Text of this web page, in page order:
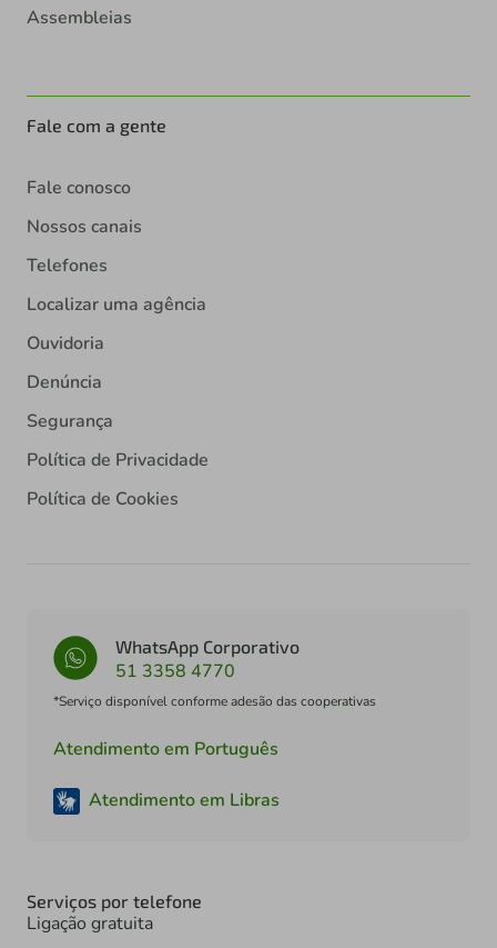
Assembleias
Fale com a gente
Fale conosco
Nossos canais
Telefones
Localizar uma agência
Ouvidoria
Denúncia
Segurança
Política de Privacidade
Política de Cookies
WhatsApp Corporativo
51 3358 4770
*Serviço disponível conforme adesão das cooperativas
Atendimento em Português
Atendimento em Libras
Serviços por telefone
Ligação gratuita